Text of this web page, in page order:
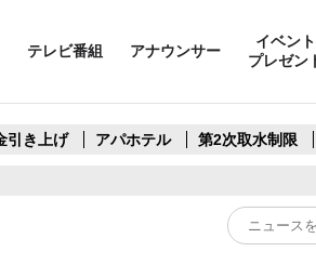
テレビ番組 アナウンサー
イベント
プレゼン
引き上げ アパホテル 第2次取水制限